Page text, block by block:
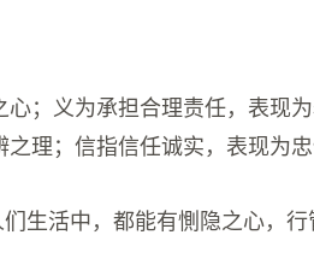
；义为承担合理责任，表现
理；信指信任诚实，表现为忠
生活中，都能有惻隐之心，行